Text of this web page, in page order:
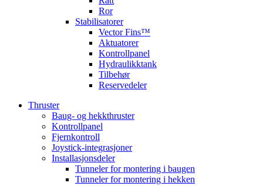
Ror
Stabilisatorer
Vector Fins™
Aktuatorer
Kontrollpanel
Hydraulikktank
Tilbehør
Reservedeler
Thruster
Baug- og hekkthruster
Kontrollpanel
Fjernkontroll
Joystick-integrasjoner
Installasjonsdeler
Tunneler for montering i baugen
Tunneler for montering i hekken